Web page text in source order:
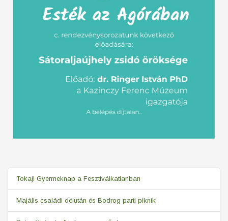
Tokaji Gyermeknap a Fesztiválkatlanban
Majális családi délután és Bodrog parti piknik